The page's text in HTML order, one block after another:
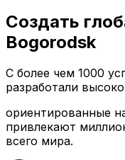
Создать
Bogorodsk
С более чем 1000
разработали
ориентированные
привлекают
всего мира.